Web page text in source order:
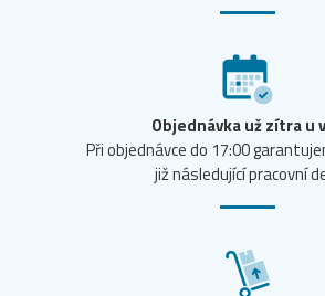
Objednávka už zítra u
Při objednávce do 17:00
již následující pracovní